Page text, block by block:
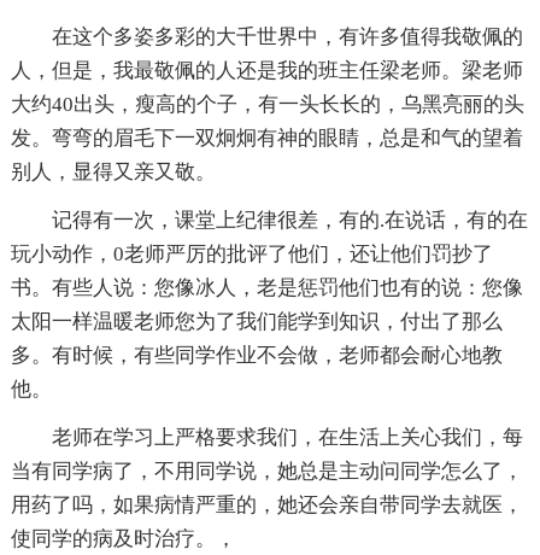
在这个多姿多彩的大千世界中，有许多值得我敬佩的
人，但是，我最敬佩的人还是我的班主任梁老师。梁老师
大约40出头，瘦高的个子，有一头长长的，乌黑亮丽的头
发。弯弯的眉毛下一双炯炯有神的眼睛，总是和气的望着
别人，显得又亲又敬。
记得有一次，课堂上纪律很差，有的.在说话，有的在
玩小动作，0老师严厉的批评了他们，还让他们罚抄了
书。有些人说：您像冰人，老是惩罚他们也有的说：您像
太阳一样温暖老师您为了我们能学到知识，付出了那么
多。有时候，有些同学作业不会做，老师都会耐心地教
他。
老师在学习上严格要求我们，在生活上关心我们，每
当有同学病了，不用同学说，她总是主动问同学怎么了，
用药了吗，如果病情严重的，她还会亲自带同学去就医，
使同学的病及时治疗。，